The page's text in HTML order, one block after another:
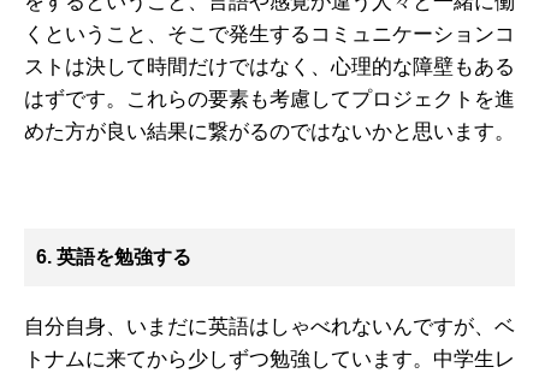
くということ、そこで発生するコミュニケーションコ
ストは決して時間だけではなく、心理的な障壁もある
はずです。これらの要素も考慮してプロジェクトを進
めた方が良い結果に繋がるのではないかと思います。
6. 英語を勉強する
自分自身、いまだに英語はしゃべれないんですが、ベ
トナムに来てから少しずつ勉強しています。中学生レ